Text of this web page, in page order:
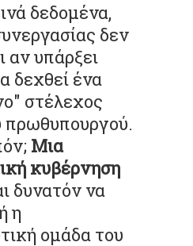
δεδομένα,
δεν
αν υπάρξει
δεχθεί ένα
στέλεχος
πρωθυπουργού.
Μια
κυβέρνηση
δυνατόν να
η
ομάδα του